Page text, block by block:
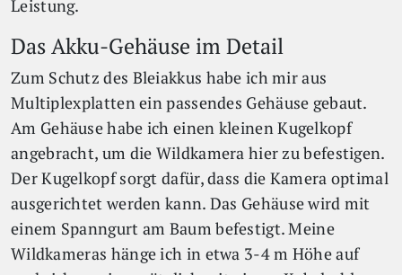
Leistung.
Das Akku-Gehäuse im Detail
Zum Schutz des Bleiakkus habe ich mir aus
Multiplexplatten ein passendes Gehäuse gebaut.
Am Gehäuse habe ich einen kleinen Kugelkopf
angebracht, um die Wildkamera hier zu befestigen.
Der Kugelkopf sorgt dafür, dass die Kamera optimal
ausgerichtet werden kann. Das Gehäuse wird mit
einem Spanngurt am Baum befestigt. Meine
Wildkameras hänge ich in etwa 3-4 m Höhe auf